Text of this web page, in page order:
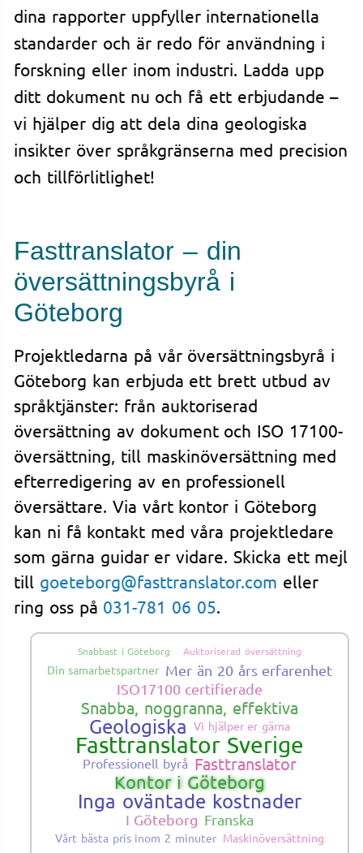
dina rapporter uppfyller internationella
standarder och är redo för användning i
forskning eller inom industri. Ladda upp
ditt dokument nu och få ett erbjudande –
vi hjälper dig att dela dina geologiska
insikter över språkgränserna med precision
och tillförlitlighet!
Fasttranslator – din
översättningsbyrå i
Göteborg
Projektledarna på vår översättningsbyrå i
Göteborg kan erbjuda ett brett utbud av
språktjänster: från auktoriserad
översättning av dokument och ISO 17100-
översättning, till maskinöversättning med
efterredigering av en professionell
översättare. Via vårt kontor i Göteborg
kan ni få kontakt med våra projektledare
som gärna guidar er vidare. Skicka ett mejl
till goeteborg@fasttranslator.com eller
ring oss på 031-781 06 05.
Snabbast i Göteborg Auktoriserad översättning
Din samarbetspartner Mer än 20 års erfarenhet
ISO17100 certifierade
Snabba, noggranna, effektiva
Geologiska Vi hjälper er gärna
Fasttranslator Sverige
Professionell byrå Fasttranslator
Kontor i Göteborg
Inga oväntade kostnader
I Göteborg Franska
Vårt bästa pris inom 2 minuter Maskinöversättning